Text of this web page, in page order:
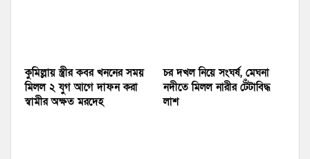
কুমিল্লায় স্ত্রীর কবর খননের সময়
মিলল ২ যুগ আগে দাফন করা
স্বামীর অক্ষত মরদেহ
চর দখল নিয়ে সংঘর্ষ, মেঘনা
নদীতে মিলল নারীর টেঁটাবিদ্ধ
লাশ